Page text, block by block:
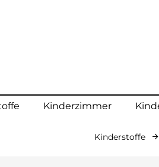
Kinderzimmer
Kinderstoffe